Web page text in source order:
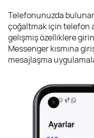
Telefonunuzda
çoğaltmak için telefon
gelişmiş özelliklere
Messenger kısmına
mesajlaşma